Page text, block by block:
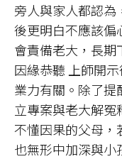
旁人與家人都認為
後更明白不應該偏
會責備老大，長
因緣恭聽 上師開
業力有關。除了
立專案與老大解冤
不懂因果的父母，
也無形中加深與小